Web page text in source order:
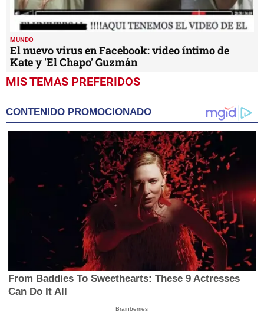
MUNDO
El nuevo virus en Facebook: video íntimo de
Kate y 'El Chapo' Guzmán
MIS TEMAS PREFERIDOS
CONTENIDO PROMOCIONADO
From Baddies To Sweethearts: These 9 Actresses
Can Do It All
Brainberries